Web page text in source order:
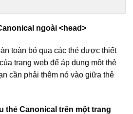
ngoài <head>
toàn bỏ qua các thẻ được thiết
trang web để áp dụng một thẻ
cần phải thêm nó vào giữa thẻ
thẻ Canonical trên một trang